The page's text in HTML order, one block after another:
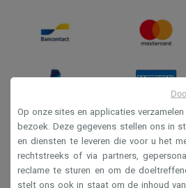
Privacy
Op onze sites en applicaties
bezoek. Deze gegevens stellen ons in
en diensten te leveren die voor u het
rechtstreeks of via partners,
reclame te sturen en om de
stelt ons ook in staat om de inhoud